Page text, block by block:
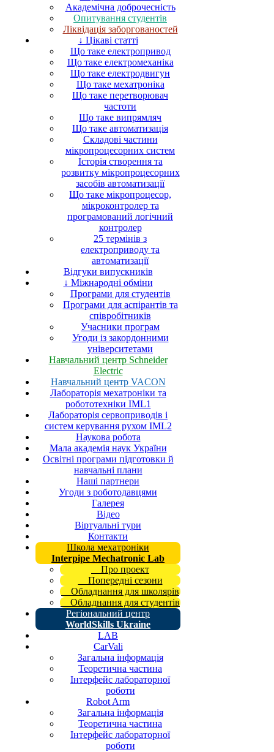
Академічна доброчесність
Опитування студентів
Ліквідація заборгованостей
↓ Цікаві статті
Що таке електропривод
Що таке електромеханіка
Що таке електродвигун
Що таке мехатроніка
Що таке перетворювач
частоти
Що таке випрямляч
Що таке автоматизація
Складові частини
мікропроцесорних систем
Історія створення та
розвитку мікропроцесорних
засобів автоматизації
Що таке мікропроцесор,
мікроконтролер та
програмований логічний
контролер
25 термінів з
електроприводу та
автоматизації
Відгуки випускників
↓ Міжнародні обміни
Програми для студентів
Програми для аспірантів та
співробітників
Учасники програм
Угоди із закордонними
університетами
Навчальний центр Schneider
Electric
Навчальний центр VACON
Лабораторія мехатроніки та
робототехніки IML1
Лабораторія сервоприводів і
систем керування рухом IML2
Наукова робота
Мала академія наук України
Освітні програми підготовки й
навчальні плани
Наші партнери
Угоди з роботодавцями
Галерея
Відео
Віртуальні тури
Контакти
Школа мехатроніки
Interpipe Mechatronic Lab
Про проект
Попередні сезони
Обладнання для школярів
Обладнання для студентів
Регіональний центр
WorldSkills Ukraine
LAB
CarVali
Загальна інформація
Теоретична частина
Інтерфейс лабораторної
роботи
Robot Arm
Загальна інформація
Теоретична частина
Інтерфейс лабораторної
роботи